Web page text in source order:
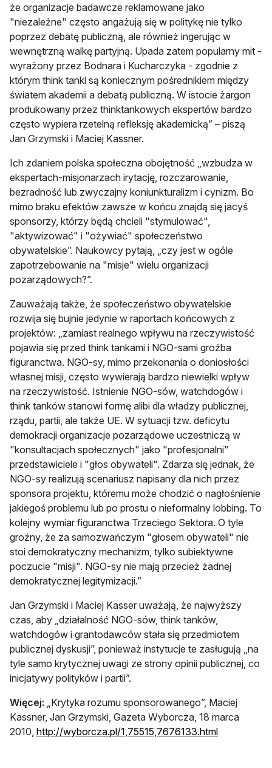
że organizacje badawcze reklamowane jako
"niezależne" często angażują się w politykę nie tylko
poprzez debatę publiczną, ale również ingerując w
wewnętrzną walkę partyjną. Upada zatem popularny mit -
wyrażony przez Bodnara i Kucharczyka - zgodnie z
którym think tanki są koniecznym pośrednikiem między
światem akademii a debatą publiczną. W istocie żargon
produkowany przez thinktankowych ekspertów bardzo
często wypiera rzetelną refleksję akademicką” – piszą
Jan Grzymski i Maciej Kassner.
Ich zdaniem polska społeczna obojętność „wzbudza w
ekspertach-misjonarzach irytację, rozczarowanie,
bezradność lub zwyczajny koniunkturalizm i cynizm. Bo
mimo braku efektów zawsze w końcu znajdą się jacyś
sponsorzy, którzy będą chcieli "stymulować",
"aktywizować" i "ożywiać" społeczeństwo
obywatelskie”. Naukowcy pytają, „czy jest w ogóle
zapotrzebowanie na "misje" wielu organizacji
pozarządowych?”.
Zauważają także, że społeczeństwo obywatelskie
rozwija się bujnie jedynie w raportach końcowych z
projektów: „zamiast realnego wpływu na rzeczywistość
pojawia się przed think tankami i NGO-sami groźba
figuranctwa. NGO-sy, mimo przekonania o doniosłości
własnej misji, często wywierają bardzo niewielki wpływ
na rzeczywistość. Istnienie NGO-sów, watchdogów i
think tanków stanowi formę alibi dla władzy publicznej,
rządu, partii, ale także UE. W sytuacji tzw. deficytu
demokracji organizacje pozarządowe uczestniczą w
"konsultacjach społecznych" jako "profesjonalni"
przedstawiciele i "głos obywateli". Zdarza się jednak, że
NGO-sy realizują scenariusz napisany dla nich przez
sponsora projektu, któremu może chodzić o nagłośnienie
jakiegoś problemu lub po prostu o nieformalny lobbing. To
kolejny wymiar figuranctwa Trzeciego Sektora. O tyle
groźny, że za samozwańczym "głosem obywateli" nie
stoi demokratyczny mechanizm, tylko subiektywne
poczucie "misji". NGO-sy nie mają przecież żadnej
demokratycznej legitymizacji.”
Jan Grzymski i Maciej Kasser uważają, że najwyższy
czas, aby „działalność NGO-sów, think tanków,
watchdogów i grantodawców stała się przedmiotem
publicznej dyskusji”, ponieważ instytucje te zasługują „na
tyle samo krytycznej uwagi ze strony opinii publicznej, co
inicjatywy polityków i partii”.
Więcej: „Krytyka rozumu sponsorowanego”, Maciej
Kassner, Jan Grzymski, Gazeta Wyborcza, 18 marca
2010, http://wyborcza.pl/1,75515,7676133.html